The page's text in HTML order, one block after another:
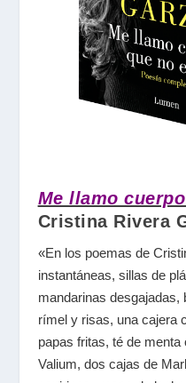
Me llamo
Cristina Rivera
«En los poemas de
instantáneas, sillas de
mandarinas desgajadas,
rímel y risas, una cajera
papas fritas, té de
Valium, dos cajas de